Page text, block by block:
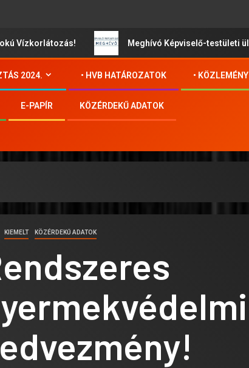
Meghívó Képviselő-testületi ülés
2024. • HVB HATÁROZATOK • KÖZLEMÉNY
E-PAPÍR KÖZÉRDEKŰ ADATOK
KIEMELT KÖZÉRDEKŰ ADATOK